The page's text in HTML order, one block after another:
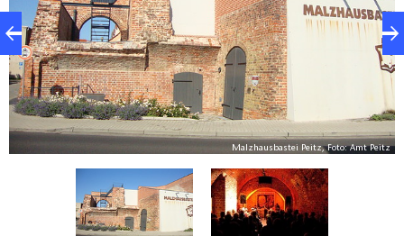
Zeugnis der einstigen Unterfestung. Als Funktionsbau
seiner Zeit, welcher die konstruktiven Grundlagen
des Peitzer Festungsbaus veranschaulicht, ist er als
Dokument der Festungsarchitektur auch
baugeschichtlich wichtig. Der Kavalier der
Magazinbastion bestimmt zum einen das
Straßenbild Mauerstraße/Ecke Gubener Straße. Zum
anderen definiert er gemeinsam mit den übrigen
Werken der Festung den historischen Stadtbereich.
Heute finden hier Konzerte und immer freitags
Malzhausbastei Peitz, Foto: Amt Peitz